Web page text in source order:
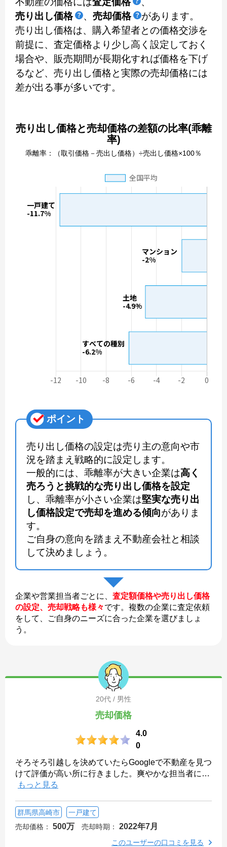
売り出し価格
、 売却価格
があります。
売り出し価格は、購入希望者との価格交渉を
前提に、査定価格より少し高く設定しておく
場合や、販売期間が長期化すれば価格を下げ
るなど、売り出し価格と実際の売却価格には
差が出る事が多いです。
売り出し価格と売却価格の差額の比率(乖離
率)
乖離率：（取引価格－売出し価格）÷売出し価格×100％
ポイント
売り出し価格の設定は売り主の意向や市
況を踏まえ戦略的に設定します。
一般的には、乖離率が大きい企業は高く
売ろうと挑戦的な売り出し価格を設定
し、乖離率が小さい企業は堅実な売り出
し価格設定で売却を進める傾向がありま
す。
ご自身の意向を踏まえ不動産会社と相談
して決めましょう。
企業や営業担当者ごとに、 査定額価格や売り出し価格
の設定、売却戦略も様々です。複数の企業に査定依頼
をして、ご自身のニーズに合った企業を選びましょ
う。
20代 / 男性
売却価格
4.0
0
そろそろ引越しを決めていたらGoogleで不動産を見つ
けて評価が高い所に行きました。爽やかな担当者に …
もっと見る
群馬県高崎市
一戸建て
売却価格：
500万 売却時期： 2022年7月
このユーザーの口コミを見る